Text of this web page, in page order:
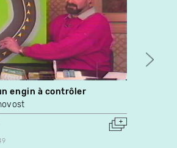
engin à contrôler